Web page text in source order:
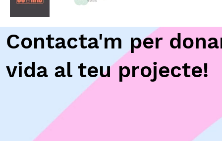
Contacta'm per
vida al teu projecte!